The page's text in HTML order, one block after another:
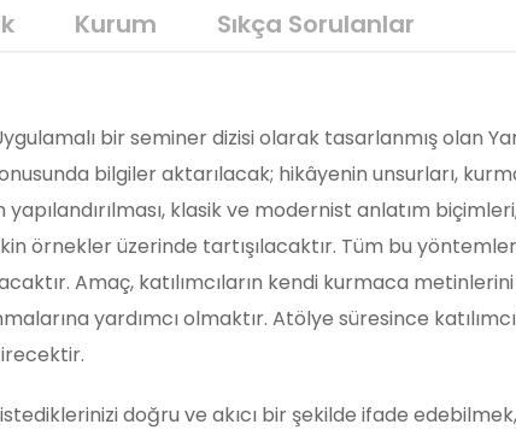
Kurum Sıkça Sorulanlar
bir seminer dizisi olarak tasarlanmış olan
bilgiler aktarılacak; hikâyenin unsurları,
yapılandırılması, klasik ve modernist anlatım
örnekler üzerinde tartışılacaktır. Tüm bu
Amaç, katılımcıların kendi kurmaca
yardımcı olmaktır. Atölye süresince
doğru ve akıcı bir şekilde ifade